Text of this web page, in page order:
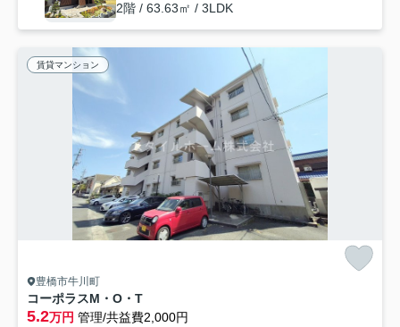
2階 / 63.63㎡ / 3LDK
賃貸マンション
豊橋市牛川町
コーポラスM・O・T
5.2万円 管理/共益費2,000円